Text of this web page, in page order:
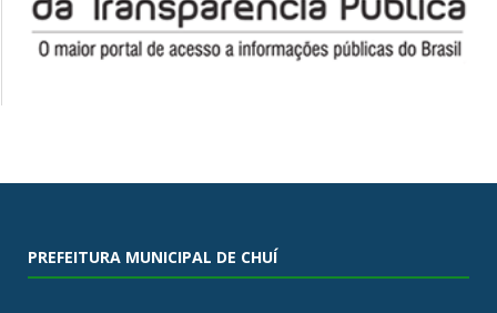
PREFEITURA MUNICIPAL DE CHUÍ